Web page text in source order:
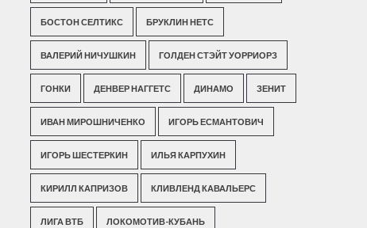
БОСТОН СЕЛТИКС БРУКЛИН НЕТС
ВАЛЕРИЙ НИЧУШКИН ГОЛДЕН СТЭЙТ УОРРИОРЗ
ГОНКИ ДЕНВЕР НАГГЕТС ДИНАМО ЗЕНИТ
ИВАН МИРОШНИЧЕНКО ИГОРЬ ЕСМАНТОВИЧ
ИГОРЬ ШЕСТЕРКИН ИЛЬЯ КАРПУХИН
КИРИЛЛ КАПРИЗОВ КЛИВЛЕНД КАВАЛЬЕРС
ЛИГА ВТБ ЛОКОМОТИВ-КУБАНЬ